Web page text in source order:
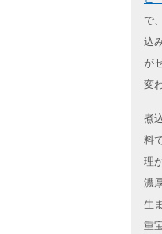
で
込
が
変
煮
料
理
濃
生
重